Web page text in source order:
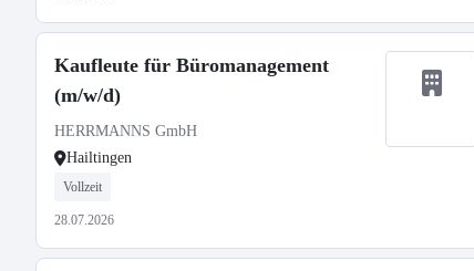
Kaufleute für Büromanagement
(m/w/d)
HERRMANNS GmbH
Hailtingen
Vollzeit
28.07.2026